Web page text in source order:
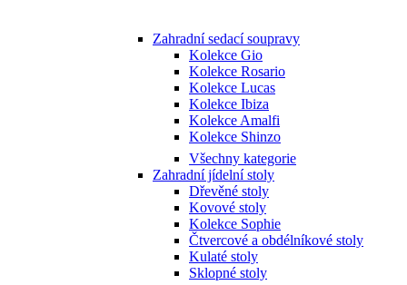
Zahradní sedací soupravy
Kolekce Gio
Kolekce Rosario
Kolekce Lucas
Kolekce Ibiza
Kolekce Amalfi
Kolekce Shinzo
Všechny kategorie
Zahradní jídelní stoly
Dřevěné stoly
Kovové stoly
Kolekce Sophie
Čtvercové a obdélníkové stoly
Kulaté stoly
Sklopné stoly